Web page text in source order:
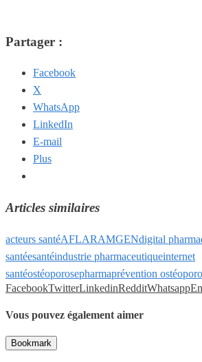
Partager :
Facebook
X
WhatsApp
LinkedIn
E-mail
Plus
Articles similaires
acteurs santéAFLARAMGENdigital pharma
santéesantéindustrie pharmaceutiqueinternet
santéostéoporosepharmaprévention
FacebookTwitterLinkedinRedditWhatsapp
Vous pouvez également aimer
Bookmark